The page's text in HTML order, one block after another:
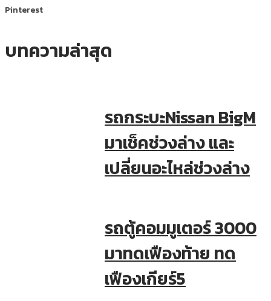
Pinterest
บทความล่าสุด
รถกระบะNissan BigM
มาเช็คช่วงล่าง และ
เปลี่ยนอะไหล่ช่วงล่าง
รถตู้คอมมูเตอร์ 3000
มาทดเฟืองท้าย ทด
เฟืองเกียร์5